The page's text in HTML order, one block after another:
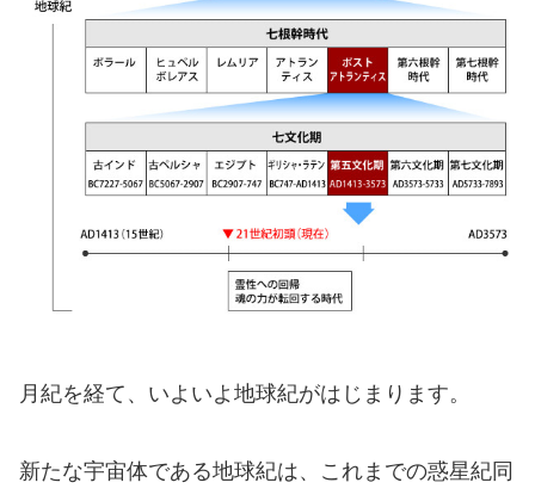
月紀を経て、いよいよ地球紀がはじまります。
新たな宇宙体である地球紀は、これまでの惑星紀同